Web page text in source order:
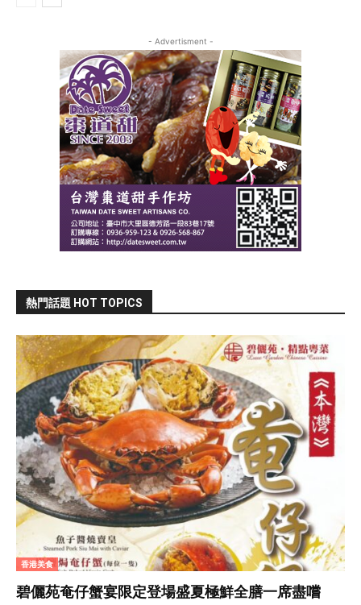
- Advertisment -
熱門話題 HOT TOPICS
香港美食
碧儷苑奄仔蟹宴限定登場盛夏極鮮全膳一席盡嚐